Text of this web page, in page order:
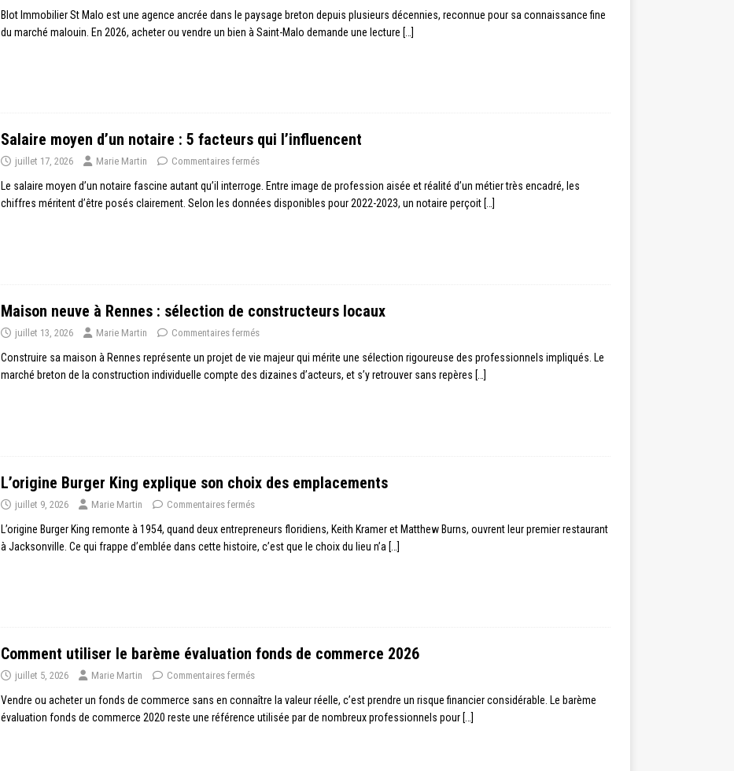
Blot Immobilier St Malo est une agence ancrée dans le paysage breton depuis plusieurs décennies, reconnue pour sa connaissance fine
du marché malouin. En 2026, acheter ou vendre un bien à Saint-Malo demande une lecture […]
Salaire moyen d’un notaire : 5 facteurs qui l’influencent
juillet 17, 2026 Marie Martin Commentaires fermés
Le salaire moyen d’un notaire fascine autant qu’il interroge. Entre image de profession aisée et réalité d’un métier très encadré, les
chiffres méritent d’être posés clairement. Selon les données disponibles pour 2022-2023, un notaire perçoit […]
Maison neuve à Rennes : sélection de constructeurs locaux
juillet 13, 2026 Marie Martin Commentaires fermés
Construire sa maison à Rennes représente un projet de vie majeur qui mérite une sélection rigoureuse des professionnels impliqués. Le
marché breton de la construction individuelle compte des dizaines d’acteurs, et s’y retrouver sans repères […]
L’origine Burger King explique son choix des emplacements
juillet 9, 2026 Marie Martin Commentaires fermés
L’origine Burger King remonte à 1954, quand deux entrepreneurs floridiens, Keith Kramer et Matthew Burns, ouvrent leur premier restaurant
à Jacksonville. Ce qui frappe d’emblée dans cette histoire, c’est que le choix du lieu n’a […]
Comment utiliser le barème évaluation fonds de commerce 2026
juillet 5, 2026 Marie Martin Commentaires fermés
Vendre ou acheter un fonds de commerce sans en connaître la valeur réelle, c’est prendre un risque financier considérable. Le barème
évaluation fonds de commerce 2020 reste une référence utilisée par de nombreux professionnels pour […]